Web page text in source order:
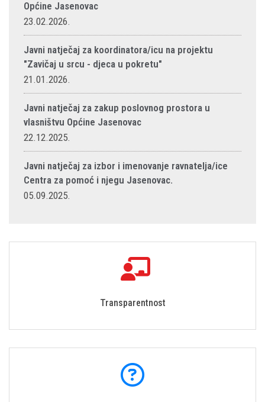
Općine Jasenovac
23.02.2026.
Javni natječaj za koordinatora/icu na projektu
"Zavičaj u srcu - djeca u pokretu"
21.01.2026.
Javni natječaj za zakup poslovnog prostora u
vlasništvu Općine Jasenovac
22.12.2025.
Javni natječaj za izbor i imenovanje ravnatelja/ice
Centra za pomoć i njegu Jasenovac.
05.09.2025.
Transparentnost